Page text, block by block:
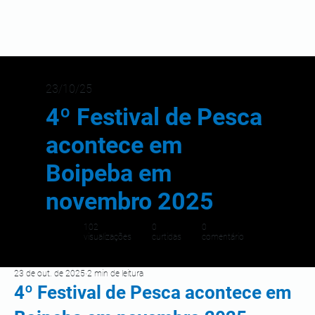
102
visualizações
0
curtidas
0
comentário
4º Festival de Pesca
acontece em
Boipeba em
novembro 2025
23/10/25
4º Festival de Pesca acontece em
23 de out. de 2025 2 min de leitura